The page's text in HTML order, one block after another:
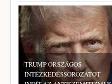
TRUMP ORSZÁGOS
INTÉZKEDÉSSOROZATOT